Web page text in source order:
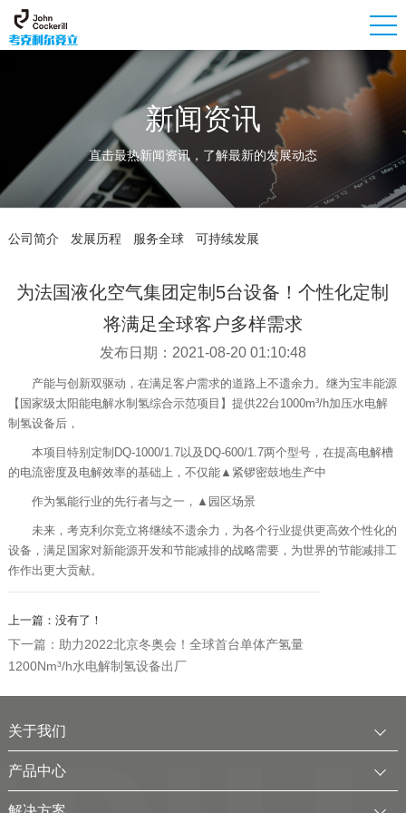
新闻资讯
直击最热新闻资讯，了解最新的发展动态
公司简介 发展历程 服务全球 可持续发展
为法国液化空气集团定制5台设备！个性化定制
将满足全球客户多样需求
发布日期：2021-08-20 01:10:48
产能与创新双驱动，在满足客户需求的道路上不遗余力。继为宝丰能源
【国家级太阳能电解水制氢综合示范项目】提供22台1000m³/h加压水电解
制氢设备后，
本项目特别定制DQ-1000/1.7以及DQ-600/1.7两个型号，在提高电解槽
的电流密度及电解效率的基础上，不仅能▲紧锣密鼓地生产中
作为氢能行业的先行者与之一，▲园区场景
未来，考克利尔竞立将继续不遗余力，为各个行业提供更高效个性化的
设备，满足国家对新能源开发和节能减排的战略需要，为世界的节能减排工
作作出更大贡献。
上一篇：没有了！
下一篇：助力2022北京冬奥会！全球首台单体产氢量
1200Nm³/h水电解制氢设备出厂
关于我们
公司简介
发展历程
产品中心
中压水电解制氢装置